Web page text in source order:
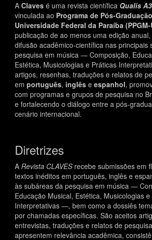
A Claves é uma revista científica Qualis
vinculada ao Programa de Pós-
Universidade Federal da Paraíba (PPGM-
publicação de ao menos uma edição
difusão acadêmico-científica nas principais
pesquisa em música — Composição,
Estética, Musicologias e Práticas
artigos, resenhas, traduções e relatos de
em português, inglês e espanhol,
com programas e grupos de pesquisa no
e fortalecendo o diálogo entre a pós-
cenário internacional.
Diretrizes
A Revista CLAVESrecebe submissões em
textos inéditos em português, inglês e
às subáreas da pesquisa em música —
Educação Musical, Estética, Musicologias
Interpretativas —, bem como a dossiês
por chamadas específicas. São aceitos
entrevistas, traduções e relatos de
apresentem relevância acadêmica,